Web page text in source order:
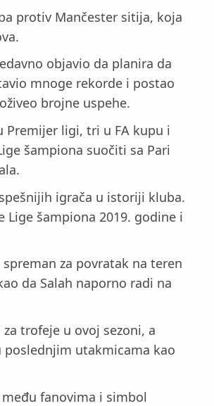
protiv Mančester sitija, koja
objavio da planira da
mnoge rekorde i postao
brojne uspehe.
Premijer ligi, tri u FA kupu i
šampiona suočiti sa Pari
igrača u istoriji kluba.
Lige šampiona 2019. godine i
za povratak na teren
da Salah naporno radi na
trofeje u ovoj sezoni, a
poslednjim utakmicama kao
fanovima i simbol